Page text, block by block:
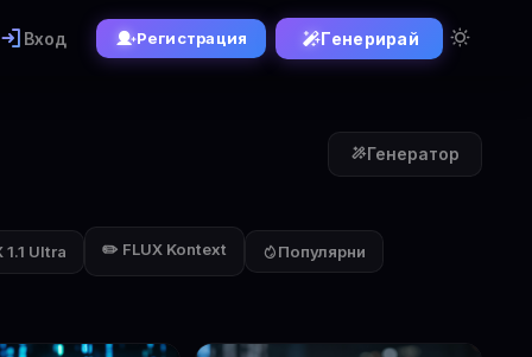
Вход Регистрация Генерирай
Генератор
1.1 Ultra ✏️ FLUX Kontext Популярни